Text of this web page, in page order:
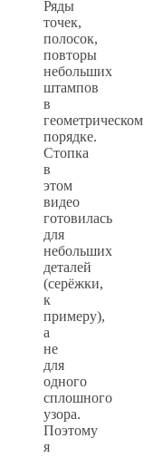
Ряды
точек,
полосок,
повторы
небольших
штампов
в
геометрическом
порядке.
Стопка
в
этом
видео
готовилась
для
небольших
деталей
(серёжки,
к
примеру),
а
не
для
одного
сплошного
узора.
Поэтому
я